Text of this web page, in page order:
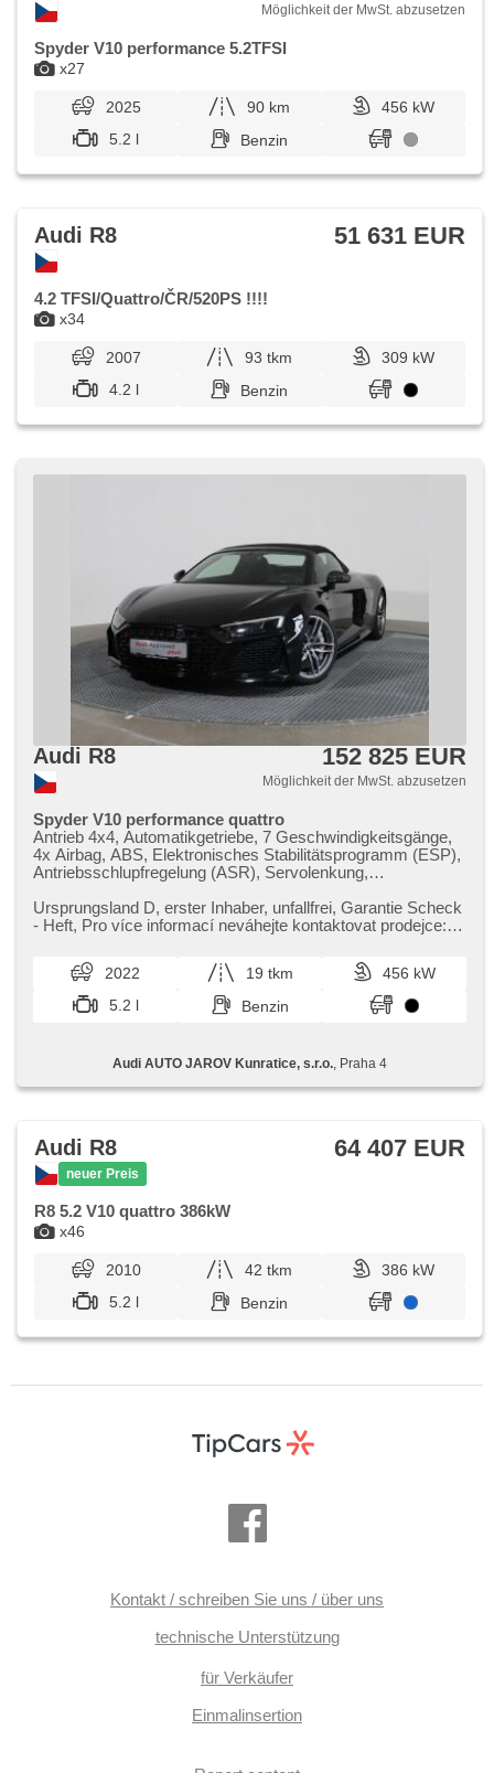
x27
Möglichkeit der MwSt. abzusetzen
Spyder V10 performance 5.2TFSI
2025 90 km
456 kW
5.2 l
Benzin
x34
Audi R8 51 631 EUR
4.2 TFSI/Quattro/ČR/520PS !!!!
2007 93 tkm
309 kW
4.2 l
Benzin
Audi R8 152 825 EUR
Möglichkeit der MwSt. abzusetzen
Spyder V10 performance quattro
Antrieb 4x4, Automatikgetriebe, 7 Geschwindigkeitsgänge,
4x Airbag, ABS, Elektronisches Stabilitätsprogramm (ESP),
Antriebsschlupfregelung (ASR), Servolenkung,
erfüllt 'EURO VI', Bordcomputer, hlasové ovládání palubního
počítače, digitální přístrojový štít, volba jízdního režimu,
přední, parkovací senzory zadní, bezklíčové startování,
bezklíčové odemykání, Lichtsensor,
Scheibenwischersensor, Lenkrad einstellbar,
Multifunktionslenkrad, řazení pádly pod volantem,
Taste, Wegfahrsperre, Zentralverriegelung mit
Funkfernbedienung, Sportsitze, Ledersitze, Lederpolsterung,
Abnutzungssensor des Bremsbelages, Vorderlichter LED,
Heck LED Leuchte, Start-Stop System, USB, Autoradio,
Außenthermometer, beheizte Spiegel, Innenthermometer,
Rolldach, Längssitzvorschub, digitální přístrojová deska
Ursprungsland D,​ erster Inhaber,​ unfallfrei,​ Garantie Scheck​
- Heft,​ Pro více informací neváhejte kontaktovat prodejce:
2022 19 tkm
456 kW
5.2 l
Benzin
Audi AUTO JAROV Kunratice, s.r.o. , Praha 4
x46
Audi R8
neuer Preis
64 407 EUR
R8 5.2 V10 quattro 386kW
2010 42 tkm
386 kW
5.2 l
Benzin
Kontakt / schreiben Sie uns / über uns
technische Unterstützung
für Verkäufer
Einmalinsertion